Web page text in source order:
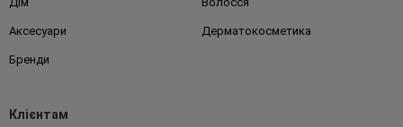
Аксесуари Дерматокосметика
Бренди
Клієнтам